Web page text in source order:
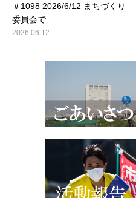
＃1098 2026/6/12 まちづくり
委員会で…
2026.06.12